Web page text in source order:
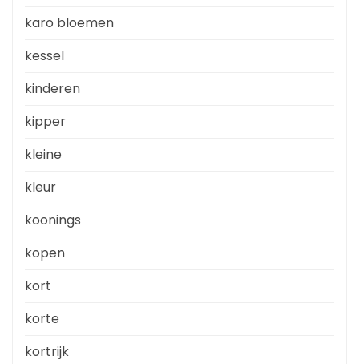
karo bloemen
kessel
kinderen
kipper
kleine
kleur
koonings
kopen
kort
korte
kortrijk